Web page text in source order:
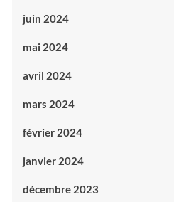
juin 2024
mai 2024
avril 2024
mars 2024
février 2024
janvier 2024
décembre 2023